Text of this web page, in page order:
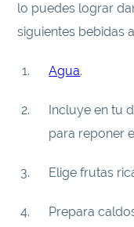
lo puedes lograr
siguientes bebidas
Agua.
Incluye en tu
para reponer
Elige frutas
Prepara